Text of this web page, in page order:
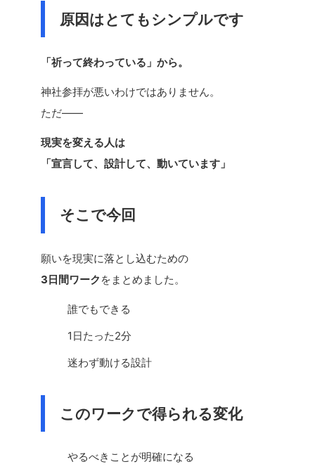
原因はとてもシンプルです
「祈って終わっている」から。
神社参拝が悪いわけではありません。
ただ——
現実を変える人は
「宣言して、設計して、動いています」
そこで今回
願いを現実に落とし込むための
3日間ワーク をまとめました。
誰でもできる
1日たった2分
迷わず動ける設計
このワークで得られる変化
やるべきことが明確になる